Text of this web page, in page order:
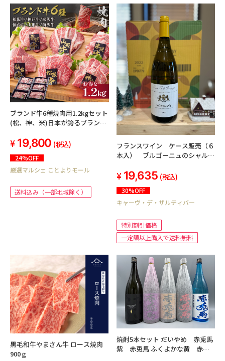
ブランド牛6種焼肉用1.2kgセット
(松、神、米)日本が誇るブランド
19,800 (税込)
24%OFF
厳選マルシェ ことよりモール
送料込み（一部地域除く）
フランスワイン ケース販売（６
本入） ブルゴーニュのシャルド
19,635 (税込)
30%OFF
キャーヴ・デ・ザルティバー
特別割引価格
一定額以上購入で送料無料
黒毛和牛やまさん牛 ロース焼肉
900ｇ
焼酎5本セット だいやめ 赤兎馬
紫 赤兎馬 ふくよかな黄 赤兎